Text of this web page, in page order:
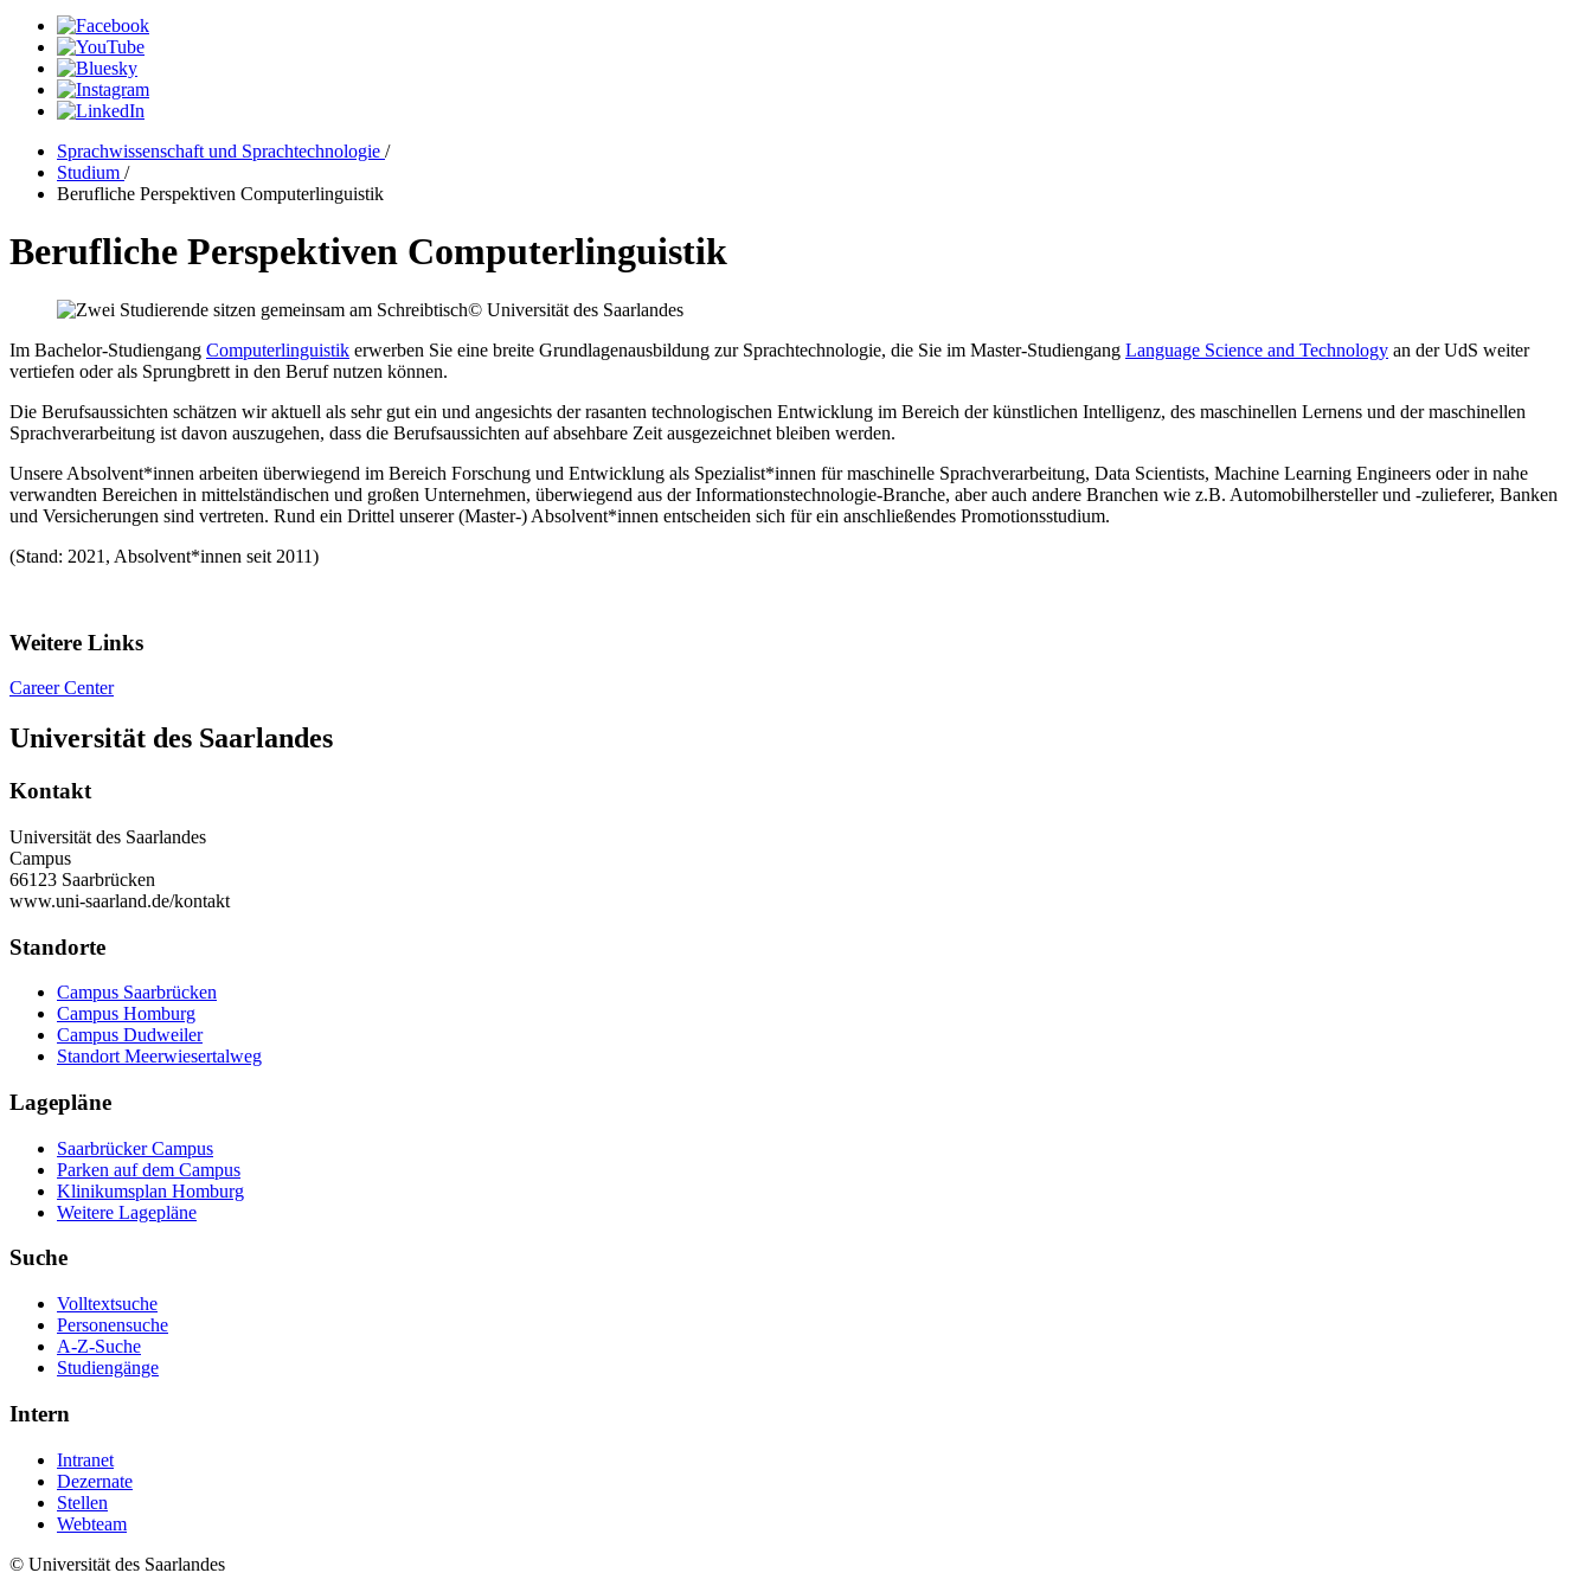
Sprachwissenschaft und Sprachtechnologie /
Studium /
Berufliche Perspektiven Computerlinguistik
Berufliche Perspektiven Computerlinguistik
© Universität des Saarlandes
Im Bachelor-Studiengang Computerlinguistik erwerben Sie eine breite Grundlagenausbildung zur Sprachtechnologie, die Sie im Master-Studiengang Language Science and Technology an der UdS weiter
vertiefen oder als Sprungbrett in den Beruf nutzen können.
Die Berufsaussichten schätzen wir aktuell als sehr gut ein und angesichts der rasanten technologischen Entwicklung im Bereich der künstlichen Intelligenz, des maschinellen Lernens und der maschinellen
Sprachverarbeitung ist davon auszugehen, dass die Berufsaussichten auf absehbare Zeit ausgezeichnet bleiben werden.
Unsere Absolvent*innen arbeiten überwiegend im Bereich Forschung und Entwicklung als Spezialist*innen für maschinelle Sprachverarbeitung, Data Scientists, Machine Learning Engineers oder in nahe
verwandten Bereichen in mittelständischen und großen Unternehmen, überwiegend aus der Informationstechnologie-Branche, aber auch andere Branchen wie z.B. Automobilhersteller und -zulieferer, Banken
und Versicherungen sind vertreten. Rund ein Drittel unserer (Master-) Absolvent*innen entscheiden sich für ein anschließendes Promotionsstudium.
(Stand: 2021, Absolvent*innen seit 2011)
Weitere Links
Career Center
Universität des Saarlandes
Kontakt
Universität des Saarlandes
Campus
66123 Saarbrücken
www.uni-saarland.de/kontakt
Standorte
Campus Saarbrücken
Campus Homburg
Campus Dudweiler
Standort Meerwiesertalweg
Lagepläne
Saarbrücker Campus
Parken auf dem Campus
Klinikumsplan Homburg
Weitere Lagepläne
Suche
Volltextsuche
Personensuche
A-Z-Suche
Studiengänge
Intern
Intranet
Dezernate
Stellen
Webteam
© Universität des Saarlandes